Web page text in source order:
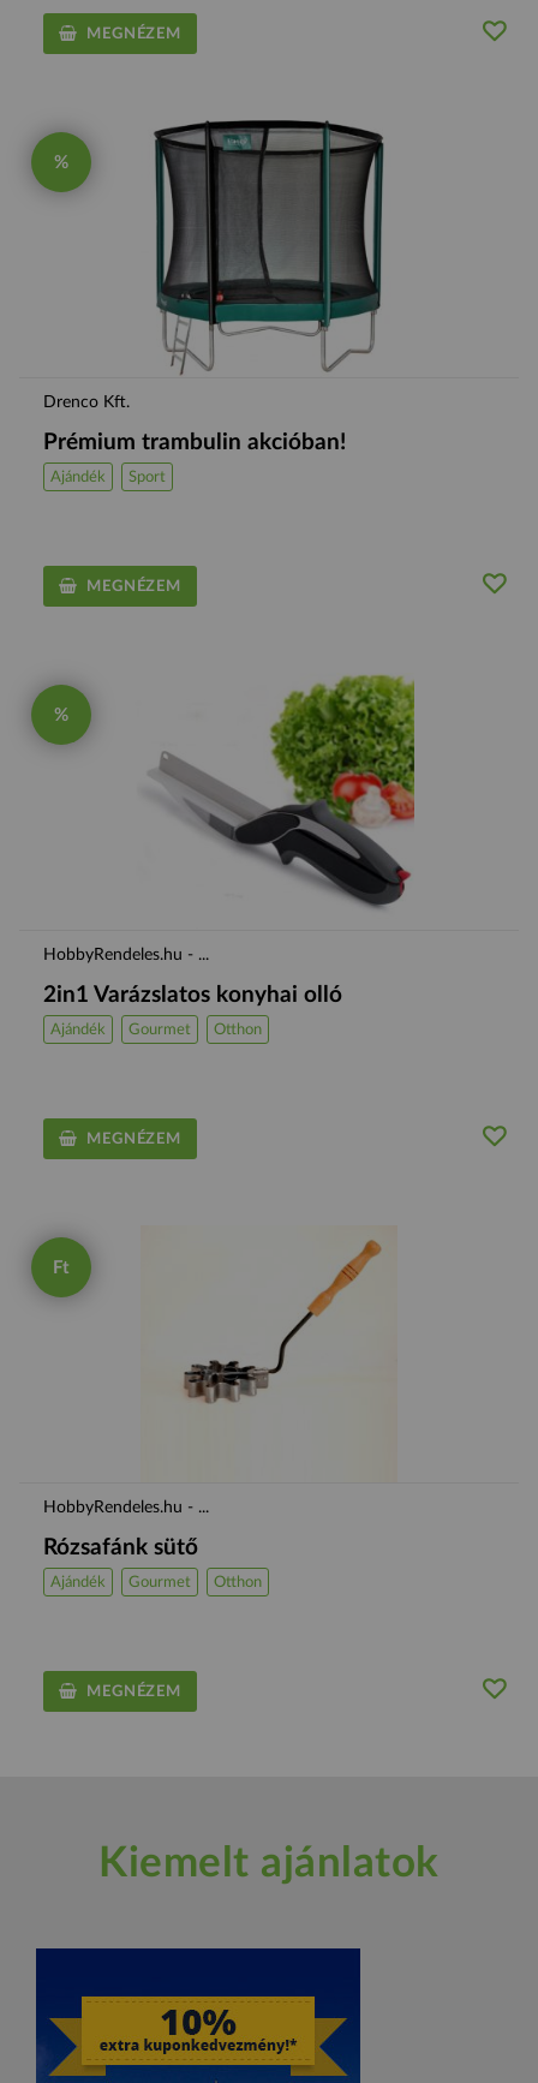
MEGNÉZEM
%
Drenco Kft.
Prémium trambulin akcióban!
Ajándék Sport
MEGNÉZEM
%
HobbyRendeles.hu - ...
2in1 Varázslatos konyhai olló
Ajándék Gourmet Otthon
MEGNÉZEM
Ft
HobbyRendeles.hu - ...
Rózsafánk sütő
Ajándék Gourmet Otthon
MEGNÉZEM
Kiemelt ajánlatok